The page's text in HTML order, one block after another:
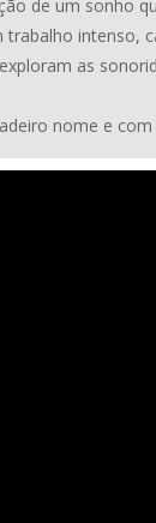
de um sonho
trabalho intenso,
as
nome e